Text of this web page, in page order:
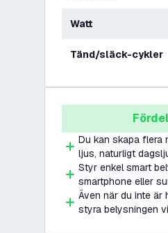
Watt
Tänd/släck-cykler
Du kan skapa flera
ljus, naturligt
Styr enkel smart
smartphone eller
Även när du inte är
styra belysningen